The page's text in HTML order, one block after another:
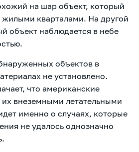
на шар объект, который
кварталами. На другой
объект наблюдается в небе
объектов в
не установлено.
что американские
внеземными летательными
именно о случаях, которые
не удалось однозначно